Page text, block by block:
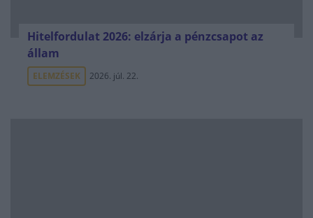
Hitelfordulat 2026: elzárja a pénzcsapot az
állam
ELEMZÉSEK 2026. júl. 22.